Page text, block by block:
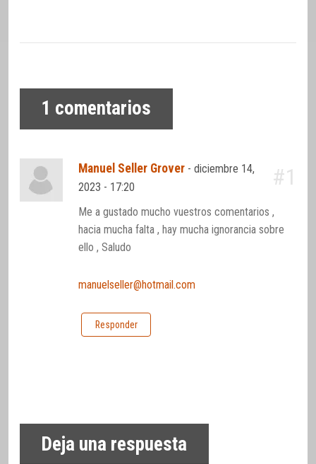
1 comentarios
Manuel Seller Grover -diciembre 14,
2023 - 17:20
#1
Me a gustado mucho vuestros comentarios ,
hacia mucha falta , hay mucha ignorancia sobre
ello , Saludo
manuelseller@hotmail.com
Responder
Deja una respuesta